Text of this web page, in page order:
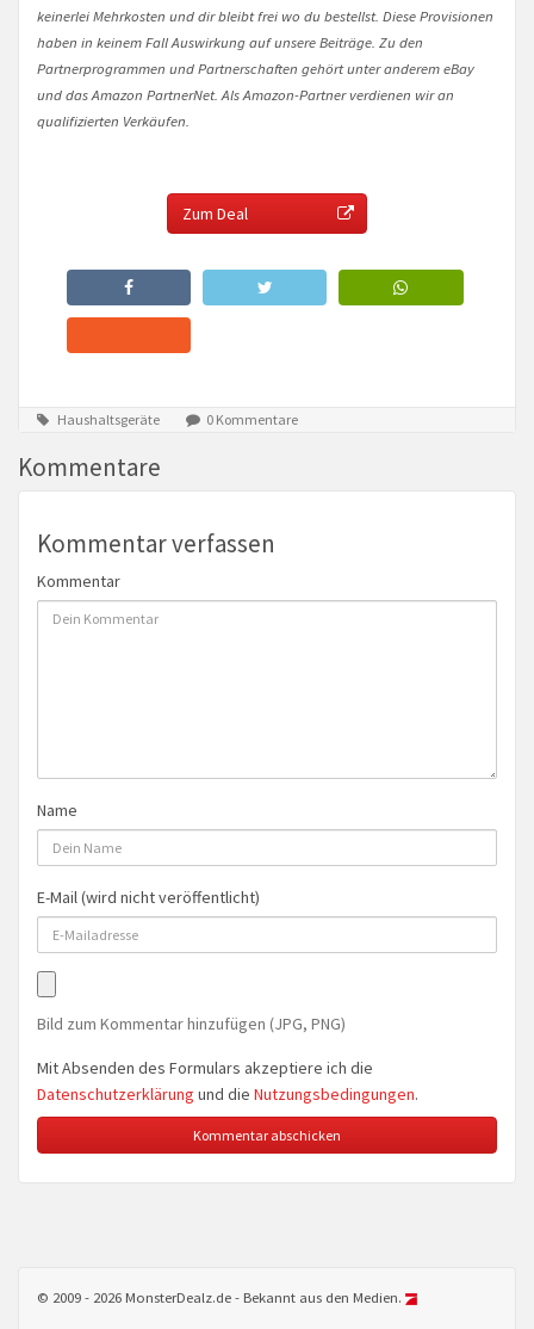
keinerlei Mehrkosten und dir bleibt frei wo du bestellst. Diese Provisionen
haben in keinem Fall Auswirkung auf unsere Beiträge. Zu den
Partnerprogrammen und Partnerschaften gehört unter anderem eBay
und das Amazon PartnerNet. Als Amazon-Partner verdienen wir an
qualifizierten Verkäufen.
Zum Deal
Haushaltsgeräte 0 Kommentare
Kommentare
Kommentar verfassen
Kommentar
Name
E-Mail (wird nicht veröffentlicht)
Bild zum Kommentar hinzufügen (JPG, PNG)
Mit Absenden des Formulars akzeptiere ich die
Datenschutzerklärung und die Nutzungsbedingungen.
© 2009 - 2026 MonsterDealz.de - Bekannt aus den Medien.